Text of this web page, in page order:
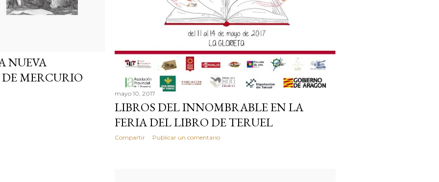
NUEVA
MERCURIO
mayo 10, 2017
LIBROS DEL INNOMBRABLE EN LA
FERIA DEL LIBRO DE TERUEL
Compartir Publicar un comentario